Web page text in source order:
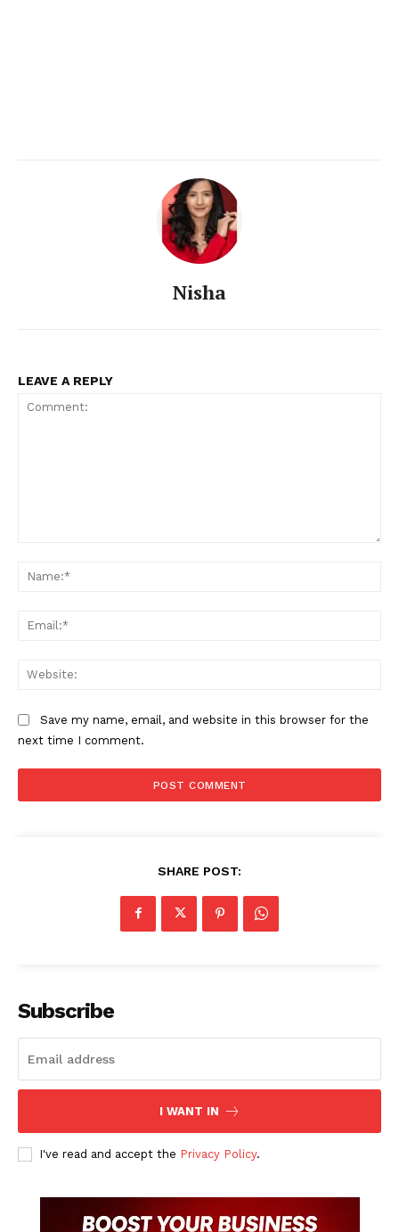
Nisha
LEAVE A REPLY
Save my name, email, and website in this browser for the
next time I comment.
SHARE POST:
Subscribe
I WANT IN
I've read and accept the Privacy Policy.